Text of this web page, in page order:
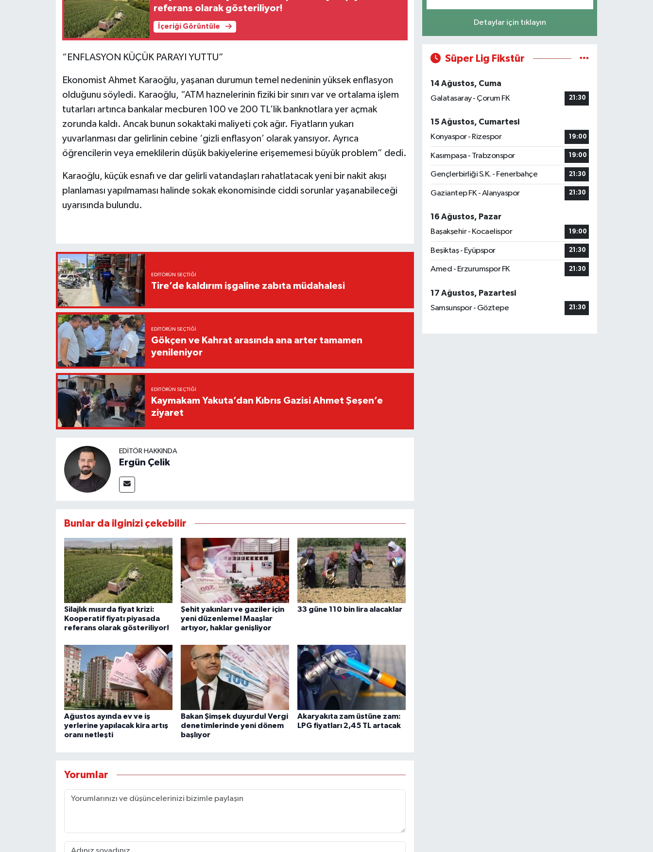
referans olarak gösteriliyor!
İçeriği Görüntüle
“ENFLASYON KÜÇÜK PARAYI YUTTU”
Ekonomist Ahmet Karaoğlu, yaşanan durumun temel nedeninin yüksek enflasyon
olduğunu söyledi. Karaoğlu, “ATM haznelerinin fiziki bir sınırı var ve ortalama işlem
tutarları artınca bankalar mecburen 100 ve 200 TL’lik banknotlara yer açmak
zorunda kaldı. Ancak bunun sokaktaki maliyeti çok ağır. Fiyatların yukarı
yuvarlanması dar gelirlinin cebine ‘gizli enflasyon’ olarak yansıyor. Ayrıca
öğrencilerin veya emeklilerin düşük bakiyelerine erişememesi büyük problem” dedi.
Karaoğlu, küçük esnafı ve dar gelirli vatandaşları rahatlatacak yeni bir nakit akışı
planlaması yapılmaması halinde sokak ekonomisinde ciddi sorunlar yaşanabileceği
uyarısında bulundu.
EDITÖRÜN SEÇTIĞI
Tire’de kaldırım işgaline zabıta müdahalesi
EDITÖRÜN SEÇTIĞI
Gökçen ve Kahrat arasında ana arter tamamen
yenileniyor
EDITÖRÜN SEÇTIĞI
Kaymakam Yakuta’dan Kıbrıs Gazisi Ahmet Şeşen’e
ziyaret
EDITÖR HAKKINDA
Ergün Çelik
Bunlar da ilginizi çekebilir
Silajlık mısırda fiyat krizi:
Kooperatif fiyatı piyasada
referans olarak gösteriliyor!
Şehit yakınları ve gaziler için
yeni düzenleme! Maaşlar
artıyor, haklar genişliyor
33 güne 110 bin lira alacaklar
Ağustos ayında ev ve iş
yerlerine yapılacak kira artış
oranı netleşti
Bakan Şimşek duyurdu! Vergi
denetimlerinde yeni dönem
başlıyor
Akaryakıta zam üstüne zam:
LPG fiyatları 2,45 TL artacak
Yorumlar
Detaylar için tıklayın
Süper Lig Fikstür
14 Ağustos, Cuma
Galatasaray - Çorum FK
21:30
15 Ağustos, Cumartesi
Konyaspor - Rizespor
19:00
Kasımpaşa - Trabzonspor 19:00
Gençlerbirliği S.K. - Fenerbahçe 21:30
Gaziantep FK - Alanyaspor 21:30
16 Ağustos, Pazar
Başakşehir - Kocaelispor
19:00
Beşiktaş - Eyüpspor 21:30
Amed - Erzurumspor FK 21:30
17 Ağustos, Pazartesi
Samsunspor - Göztepe
21:30